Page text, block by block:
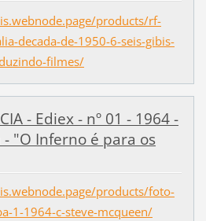
products/rf-
decada-de-1950-6-seis-gibis-
filmes/
- Ediex - nº 01 - 1964 -
- "O Inferno é para os
products/foto-
1-1964-c-steve-mcqueen/